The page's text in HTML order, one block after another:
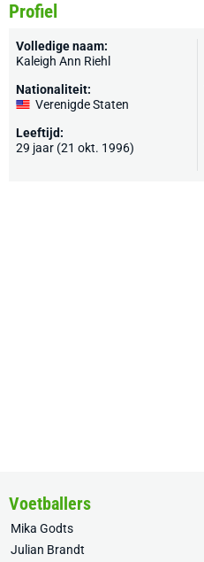
Profiel
Volledige naam:
Kaleigh Ann Riehl
Nationaliteit:
Verenigde Staten
Leeftijd:
29 jaar (21 okt. 1996)
Voetballers
Mika Godts
Julian Brandt